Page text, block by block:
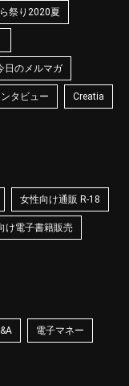
祭り2020夏
日のメルマガ
タビュー Creatia
女性向け通販 R-18
け電子書籍販売
電子マネー